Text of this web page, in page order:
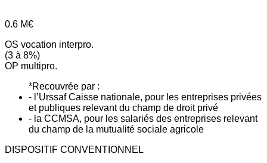
0.6 M€
OS vocation interpro.
(3 à 8%)
OP multipro.
*Recouvrée par :
- l’Urssaf Caisse nationale, pour les entreprises privées
et publiques relevant du champ de droit privé
- la CCMSA, pour les salariés des entreprises relevant
du champ de la mutualité sociale agricole
DISPOSITIF CONVENTIONNEL